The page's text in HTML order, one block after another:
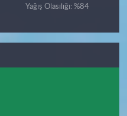
Yağış Olasılığı: %84